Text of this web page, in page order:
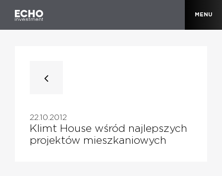
MENU
22.10.2012
Klimt House wśród najlepszych
projektów mieszkaniowych